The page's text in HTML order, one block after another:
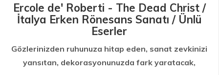
Ercole de' Roberti - The Dead Christ /
İtalya Erken Rönesans Sanatı / Ünlü
Eserler
Gözlerinizden ruhunuza hitap eden, sanat zevkinizi
yansıtan, dekorasyonunuzda fark yaratacak,